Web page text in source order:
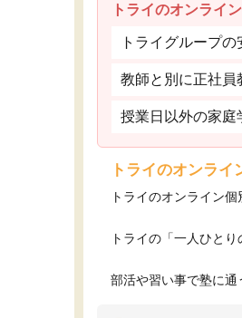
トライのオンライ
トライグループ
教師と別に正社員
授業日以外の家庭
トライのオンラ
トライのオンライン
トライの「一人ひと
部活や習い事で塾に通